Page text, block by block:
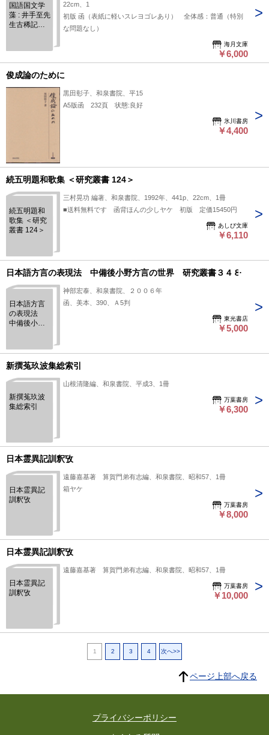
国語国文学
藻 : 井手至先
生古稀記念
22cm、1
初版 函（表紙に軽いスレヨゴレあり） 全体感：普通（特別
な問題なし）
海月文庫
￥6,000
俊成論のために
黒田彰子、和泉書院、平15
A5版函 232頁 状態:良好
氷川書房
￥4,400
続五明題和歌集 ＜研究叢書 124＞
続五明題和
歌集 ＜研究
叢書 124＞
三村晃功 編著、和泉書院、1992年、441p、22cm、1冊
■送料無料です 函背ほんの少しヤケ 初版 定価15450円
あしび文庫
￥6,110
日本語方言の表現法 中備後小野方言の世界 研究叢書３４８
日本語方言
の表現法
中備後小野
書３４８
神部宏泰、和泉書院、２００６年
函、美本、390、Ａ5判
東光書店
￥5,000
新撰菟玖波集総索引
新撰菟玖波
集総索引
山根清隆編、和泉書院、平成3、1冊
万葉書房
￥6,300
日本霊異記訓釈攷
日本霊異記
訓釈攷
遠藤嘉基著 算賀門弟有志編、和泉書院、昭和57、1冊
箱ヤケ
万葉書房
￥8,000
日本霊異記訓釈攷
日本霊異記
訓釈攷
遠藤嘉基著 算賀門弟有志編、和泉書院、昭和57、1冊
万葉書房
￥10,000
1 2 3 4 次へ>>
ページ上部へ戻る
プライバシーポリシー